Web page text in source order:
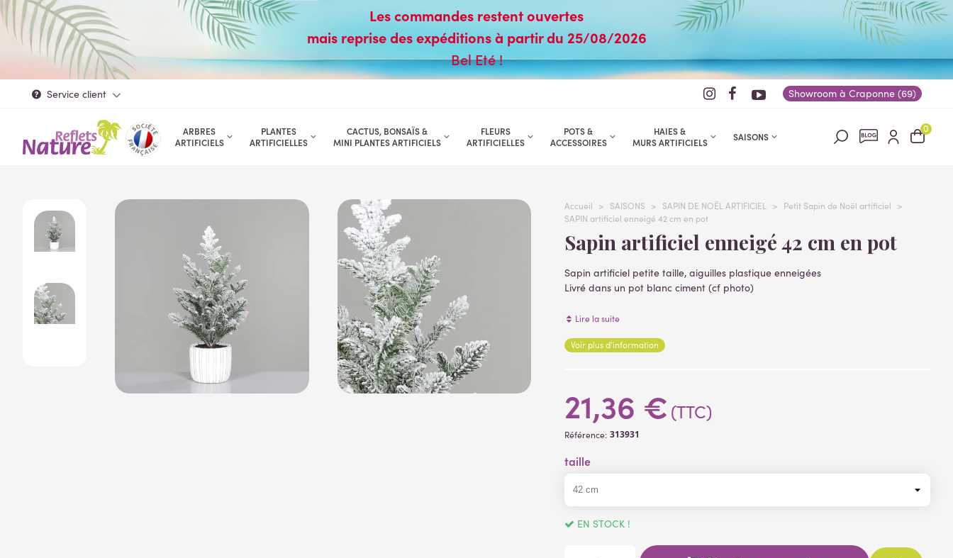
Les commandes restent ouvertes
mais reprise des expéditions à partir du 25/08/2026
Bel Eté !
Service client Showroom à Craponne (69)
ARBRES
ARTIFICIELS
PLANTES
ARTIFICIELLES
CACTUS, BONSAÏS &
MINI PLANTES ARTIFICIELS
FLEURS
ARTIFICIELLES
POTS &
ACCESSOIRES
HAIES &
MURS ARTIFICIELS
SAISONS
0
Accueil > SAISONS > SAPIN DE NOËL ARTIFICIEL > Petit Sapin de Noël artificiel
>
SAPIN artificiel enneigé 42 cm en pot
Sapin artificiel enneigé 42 cm en pot
Sapin artificiel petite taille, aiguilles plastique enneigées
Livré dans un pot blanc ciment (cf photo)
Hauteur totale 42 cm et largeur 22 cm
Lire la suite
Voir plus d'information
21,36 € (TTC)
Référence: 313931
taille
EN STOCK !